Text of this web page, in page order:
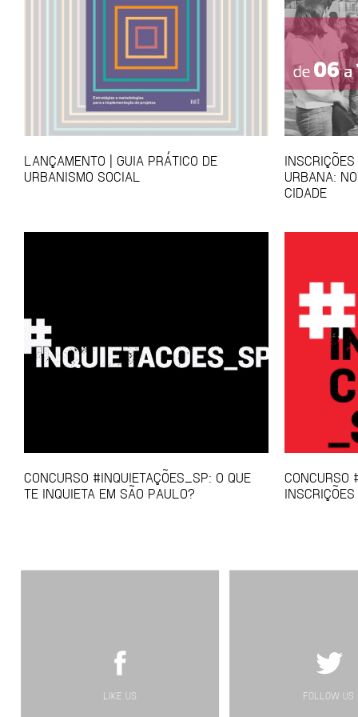
LANÇAMENTO | GUIA PRÁTICO DE
URBANISMO SOCIAL
URBANA:
CIDADE
CONCURSO #INQUIETAÇÕES_SP: O QUE
TE INQUIETA EM SÃO PAULO?
CONCURSO
LIKE US FOLLOW US